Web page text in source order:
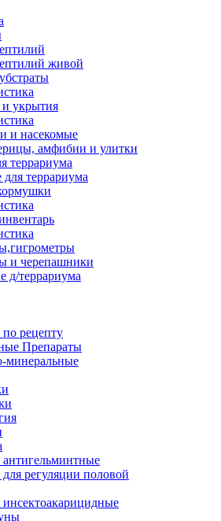
живой
укрытия
и насекомые
амфибии и улитки
террариума
террариума
и черепашники
д/террариума
рецепту
Препараты
минеральные
регуляции половой